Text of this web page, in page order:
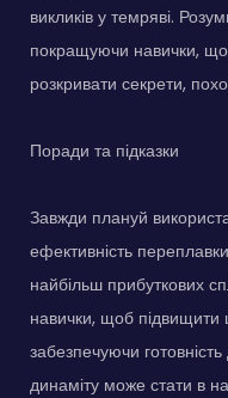
викликів у темряві.
покращуючи навички,
розкривати секрети,
Поради та підказки
Завжди плануй
ефективність
найбільш прибуткових
навички, щоб підвищити
забезпечуючи
динаміту може стати в